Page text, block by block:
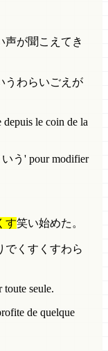
声が聞こえてき
うわらいごえが
depuis le coin de la
う' pour modifier
す笑い始めた。
でくすくすわら
toute seule.
de quelque